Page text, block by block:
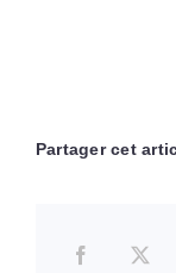
Partager cet